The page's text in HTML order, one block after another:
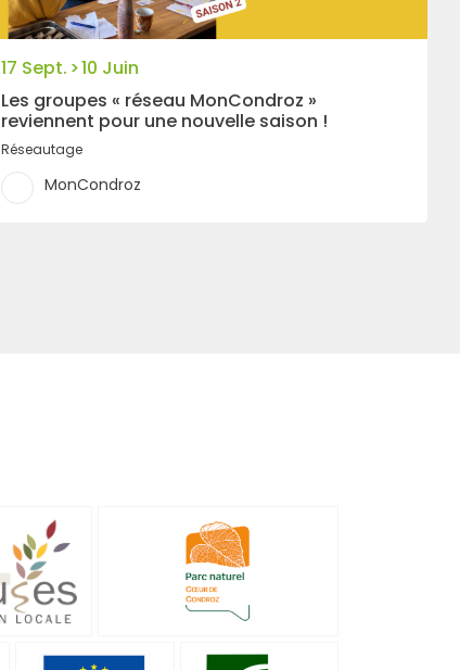
17 Sept. >10 Juin
Les groupes « réseau MonCondroz »
reviennent pour une nouvelle saison !
Réseautage
MonCondroz